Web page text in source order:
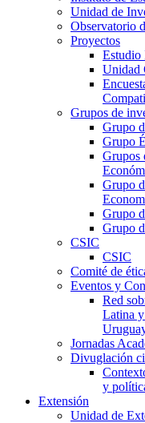
Unidad de
Observatorio
Proyectos
Estudio
Unidad
Grupos de
Grupo
Grupo
Grupos
Grupo
Grupo
Grupo
CSIC
CSIC
Comité de
Eventos y
Red
Latina
Jornadas
Divuglación
y
Extensión
Unidad de